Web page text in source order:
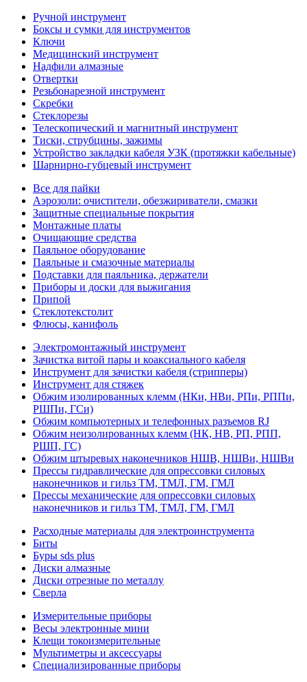
Ручной инструмент
Боксы и сумки для инструментов
Ключи
Медицинский инструмент
Надфили алмазные
Отвертки
Резьбонарезной инструмент
Скребки
Стеклорезы
Телескопический и магнитный инструмент
Тиски, струбцины, зажимы
Устройство закладки кабеля УЗК (протяжки кабельные)
Шарнирно-губцевый инструмент
Все для пайки
Аэрозоли: очистители, обезжириватели, смазки
Защитные специальные покрытия
Монтажные платы
Очищающие средства
Паяльное оборудование
Паяльные и смазочные материалы
Подставки для паяльника, держатели
Приборы и доски для выжигания
Припой
Стеклотекстолит
Флюсы, канифоль
Электромонтажный инструмент
Зачистка витой пары и коаксиального кабеля
Инструмент для зачистки кабеля (стрипперы)
Инструмент для стяжек
Обжим изолированных клемм (НКи, НВи, РПи, РППи,
РШПи, ГСи)
Обжим компьютерных и телефонных разъемов RJ
Обжим неизолированных клемм (НК, НВ, РП, РПП,
РШП, ГС)
Обжим штыревых наконечников НШВ, НШВи, НШВи
Прессы гидравлические для опрессовки силовых
наконечников и гильз ТМ, ТМЛ, ГМ, ГМЛ
Прессы механические для опрессовки силовых
наконечников и гильз ТМ, ТМЛ, ГМ, ГМЛ
Расходные материалы для электроинструмента
Биты
Буры sds plus
Диски алмазные
Диски отрезные по металлу
Сверла
Измерительные приборы
Весы электронные мини
Клещи токоизмерительные
Мультиметры и аксессуары
Специализированные приборы